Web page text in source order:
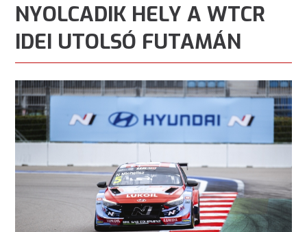
NYOLCADIK HELY A WTCR
IDEI UTOLSÓ FUTAMÁN